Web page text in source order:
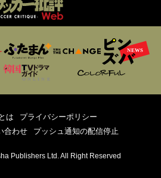
は
プライバシーポリシー
合わせ プッシュ通知の配信停止
Publishers Ltd. All Right Reserved